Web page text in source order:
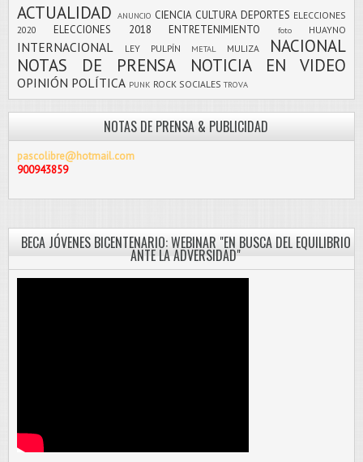
ACTUALIDAD ANUNCIO CIENCIA CULTURA DEPORTES ELECCIONES
2020
ELECCIONES 2018 ENTRETENIMIENTO foto HUAYNO
INTERNACIONAL LEY PULPÍN METAL MULIZA
NACIONAL
NOTAS DE PRENSA
NOTICIA EN VIDEO
OPINIÓN POLÍTICA PUNK ROCK SOCIALES TROVA
NOTAS DE PRENSA & PUBLICIDAD
pascolibre@hotmail.com
900943859
BECA JÓVENES BICENTENARIO: WEBINAR "EN BUSCA DEL EQUILIBRIO
ANTE LA ADVERSIDAD"